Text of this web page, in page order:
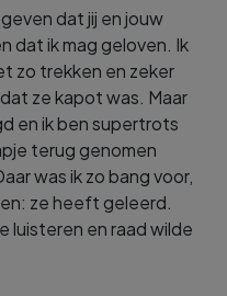
dat jij en jouw
dat ik mag geloven. Ik
zo trekken en zeker
ze kapot was. Maar
en ik ben supertrots
terug genomen
was ik zo bang voor,
ze heeft geleerd.
luisteren en raad wilde